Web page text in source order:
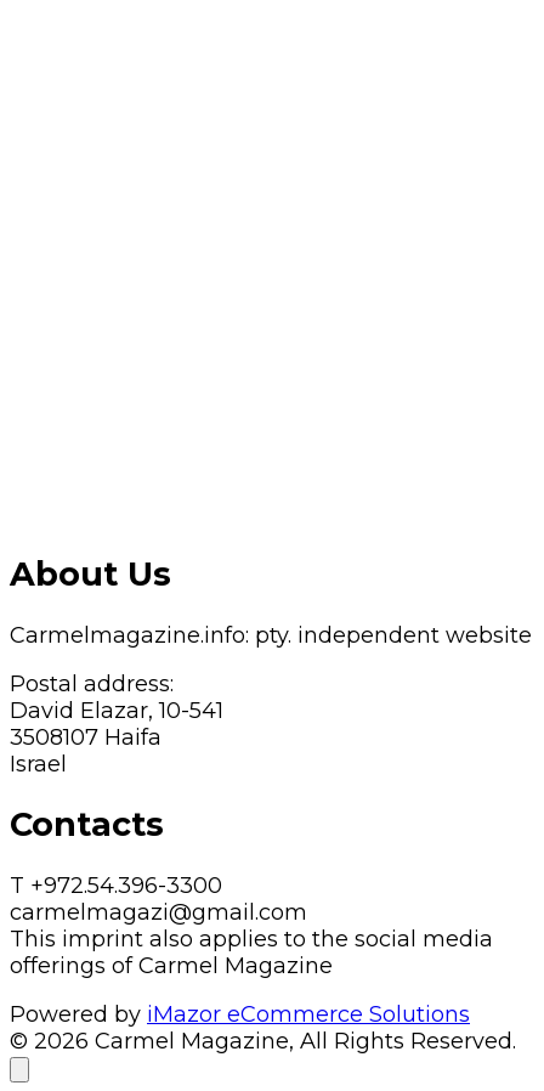
About Us
Carmelmagazine.info: pty. independent website
Postal address:
David Elazar, 10-541
3508107 Haifa
Israel
Contacts
T +972.54.396-3300
carmelmagazi@gmail.com
This imprint also applies to the social media
offerings of Carmel Magazine
Powered by iMazor eCommerce Solutions
© 2026 Carmel Magazine, All Rights Reserved.